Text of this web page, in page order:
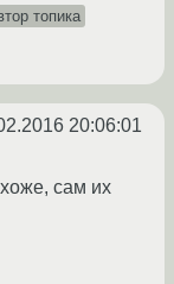
топика
20:06:01
сам их